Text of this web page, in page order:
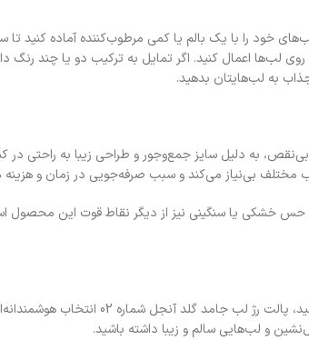
پالت رژ لب جامد گلد آنجل شماره 02 بهتر است ابتدا لب‌های خود را با یک
اعمال کنید. اگر تمایل به ترکیب دو یا چند رنگ
به لب‌هایتان بدهید.
بالای مواد و پوشانندگی بی‌نقص، به دلیل سایز جمع‌وجور و طراحی
مختلف بی‌نیاز می‌کند و سبب صرفه‌جویی در زمان و
حس خشکی یا سنگینی نیز از دیگر نقاط قوت این
اگر به دنبال یک پالت رژ لب کارآمد با
و لب‌هایی سالم و زیبا داشته باشید.